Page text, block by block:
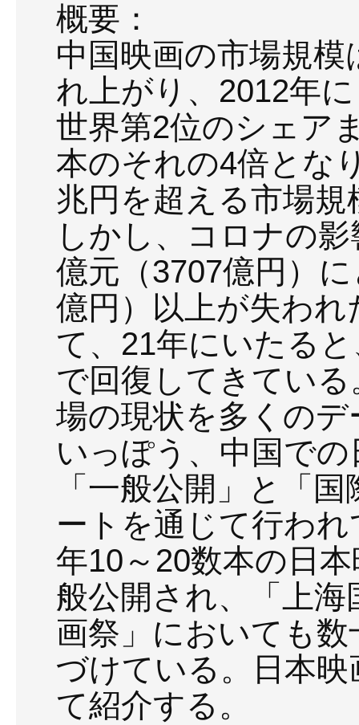
概要：
中国映画の市場規
れ上がり、2012年
世界第2位のシェア
本のそれの4倍とな
兆円を超える市場
しかし、コロナの
億元（3707億円）
億円）以上が失わ
て、21年にいたる
で回復してきてい
場の現状を多くの
いっぽう、中国で
「一般公開」と「
ートを通じて行わ
年10～20数本の日
般公開され、「上
画祭」においても
づけている。日本
て紹介する。